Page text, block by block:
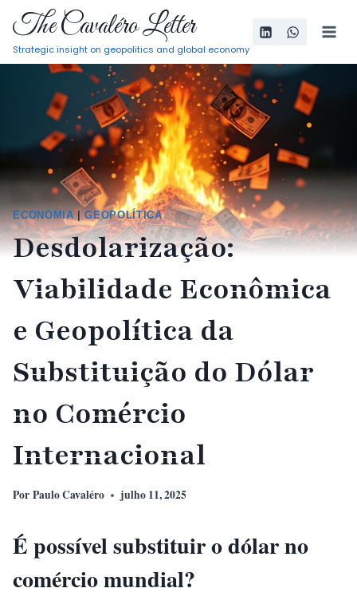
Pular
para
Conteúdo
The Cavaléro Letter
Strategic insight on geopolitics and global economy
ECONOMIA|GEOPOLÍTICA
Desdolarização:
Viabilidade Econômica
e Geopolítica da
Substituição do Dólar
no Comércio
Internacional
Por Paulo Cavaléro julho 11, 2025
É possível substituir o dólar no
comércio mundial?